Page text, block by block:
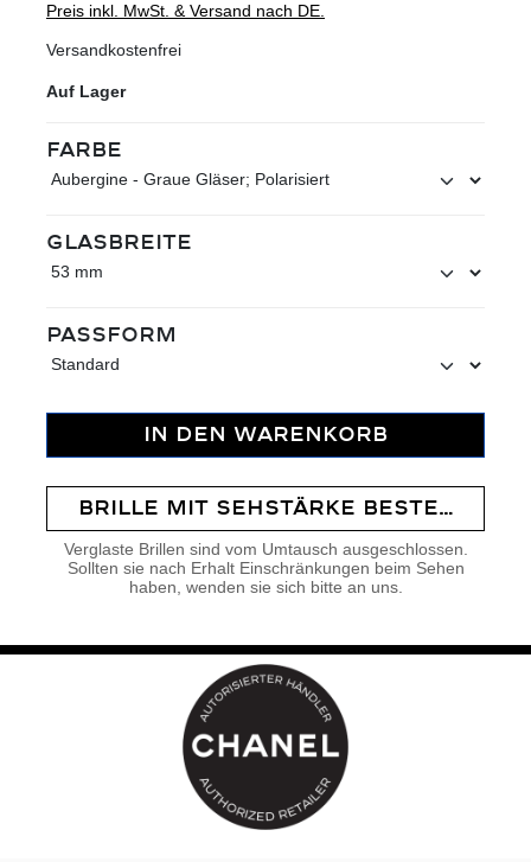
Preis inkl. MwSt. & Versand nach DE.
Versandkostenfrei
Auf Lager
Farbe
Glasbreite
Passform
IN DEN WARENKORB
BRILLE MIT SEHSTÄRKE BESTELLEN
Verglaste Brillen sind vom Umtausch ausgeschlossen.
Sollten sie nach Erhalt Einschränkungen beim Sehen
haben, wenden sie sich bitte an uns.